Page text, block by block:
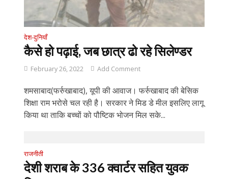
देश-दुनियाँ
कैसे हो पढ़ाई, जब छात्र ढो रहे सिलेण्डर
February 26, 2022 Add Comment
शमसाबाद(फर्रुखाबाद), यूपी की आवाज। फर्रुखाबाद की बेसिक
शिक्षा राम भरोसे चल रही है। सरकार ने मिड डे मील इसलिए लागू
किया था ताकि बच्चों को पौष्टिक भोजन मिल सके...
राजनीती
देशी शराब के 336 क्वार्टर सहित युवक